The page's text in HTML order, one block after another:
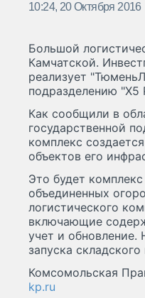
10:24, 20 Октября 2016
Большой
Камчатской.
реализует
подразделению "Х5
Как сообщили в
государственной
комплекс
объектов его
Это будет
объединенных
логистического
включающие
учет и обновление.
запуска
Комсомольская
kp.ru